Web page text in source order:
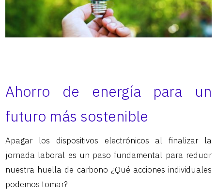
Ahorro de energía para un
futuro más sostenible
Apagar los dispositivos electrónicos al finalizar la
jornada laboral es un paso fundamental para reducir
nuestra huella de carbono ¿Qué acciones individuales
podemos tomar?